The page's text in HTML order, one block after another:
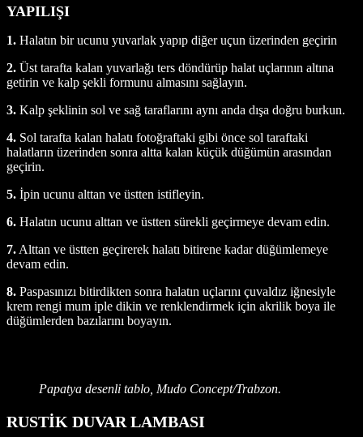
YAPILIŞI
1. Halatın bir ucunu yuvarlak yapıp diğer uçun üzerinden geçirin
2. Üst tarafta kalan yuvarlağı ters döndürüp halat uçlarının altına
getirin ve kalp şekli formunu almasını sağlayın.
3. Kalp şeklinin sol ve sağ taraflarını aynı anda dışa doğru burkun.
4. Sol tarafta kalan halatı fotoğraftaki gibi önce sol taraftaki
halatların üzerinden sonra altta kalan küçük düğümün arasından
geçirin.
5. İpin ucunu alttan ve üstten istifleyin.
6. Halatın ucunu alttan ve üstten sürekli geçirmeye devam edin.
7. Alttan ve üstten geçirerek halatı bitirene kadar düğümlemeye
devam edin.
8. Paspasınızı bitirdikten sonra halatın uçlarını çuvaldız iğnesiyle
krem rengi mum iple dikin ve renklendirmek için akrilik boya ile
düğümlerden bazılarını boyayın.
Papatya desenli tablo, Mudo Concept/Trabzon.
RUSTİK DUVAR LAMBASI